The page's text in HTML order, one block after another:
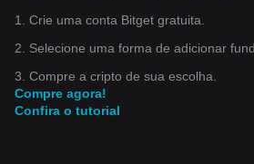
1. Crie uma conta Bitget gratuita.
2. Selecione uma forma de adicionar
3. Compre a cripto de sua escolha.
Compre agora!
Confira o tutorial